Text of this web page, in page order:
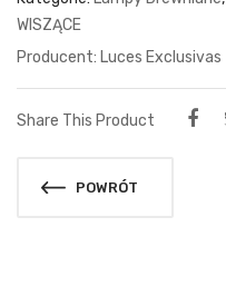
WISZĄCE
Luces Exclusivas
Share This Product
POWRÓT